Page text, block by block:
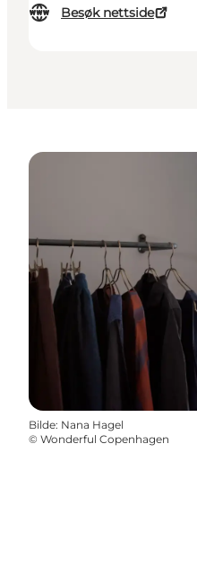
Besøk nettside
Bilde: Nana Hagel
© Wonderful Copenhagen